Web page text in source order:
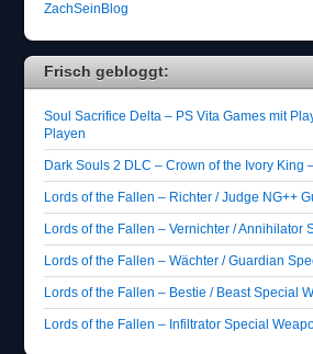
ZachSeinBlog
Frisch gebloggt:
Soul Sacrifice Delta – PS Vita Games mit
Playen
Dark Souls 2 DLC – Crown of the Ivory King
Lords of the Fallen – Richter / Judge NG++
Lords of the Fallen – Vernichter / Annihilator
Lords of the Fallen – Wächter / Guardian
Lords of the Fallen – Bestie / Beast Special
Lords of the Fallen – Infiltrator Special